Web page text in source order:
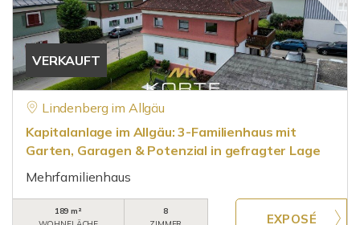
VERKAUFT
Lindenberg im Allgäu
Kapitalanlage im Allgäu: 3-Familienhaus mit
Garten, Garagen & Potenzial in gefragter Lage
Mehrfamilienhaus
189 m²
8